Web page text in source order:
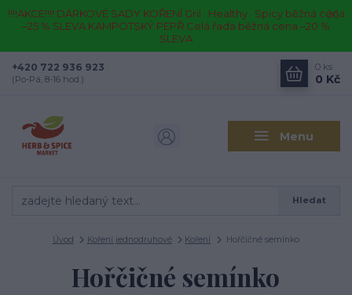
!!!!AKCE!!!! DÁRKOVÉ SADY KOŘENÍ Gril · Healthy · Spicy běžná cena
–25 % SLEVA KAMPOTSKÝ PEPŘ Celá řada běžná cena –20 %
SLEVA
Menu
Hledat
+420 722 936 923
(Po-Pá, 8-16 hod.)
0 ks
0 Kč
Úvod Koření jednodruhové Koření Hořčičné semínko
Hořčičné semínko